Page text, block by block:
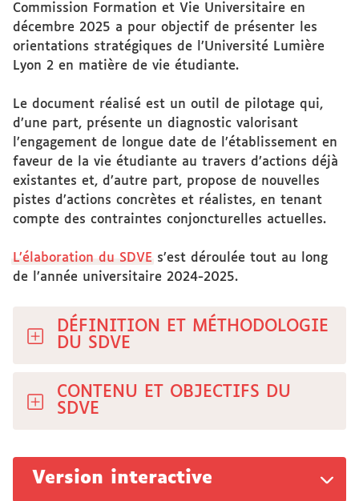
étudiantes
Schéma
directeur
de la vie
Commission Formation et Vie Universitaire en
décembre 2025 a pour objectif de présenter les
orientations stratégiques de l’Université Lumière
Lyon 2 en matière de vie étudiante.
Le document réalisé est un outil de pilotage qui,
d’une part, présente un diagnostic valorisant
l’engagement de longue date de l’établissement en
faveur de la vie étudiante au travers d’actions déjà
existantes et, d’autre part, propose de nouvelles
pistes d’actions concrètes et réalistes, en tenant
compte des contraintes conjoncturelles actuelles.
L’élaboration du SDVE s’est déroulée tout au long
de l’année universitaire 2024-2025.
DÉFINITION ET MÉTHODOLOGIE
DU SDVE
CONTENU ET OBJECTIFS DU
SDVE
Version interactive